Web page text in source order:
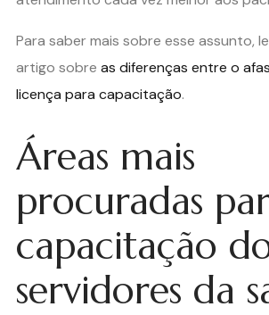
Para saber mais sobre esse assunto,
artigo sobre as diferenças entre o
licença para capacitação.
Áreas mais
procuradas
capacitação
servidores da